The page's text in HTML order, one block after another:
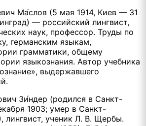
Ма́слов (5 мая 1914, Киев — 31
— российский лингвист,
наук, профессор. Труды по
германским языкам,
грамматики, общему
языкознания. Автор учебника
выдержавшего
Зи́ндер (родился в Санкт-
1903; умер в Санкт-
лингвист, ученик Л. В. Щербы.